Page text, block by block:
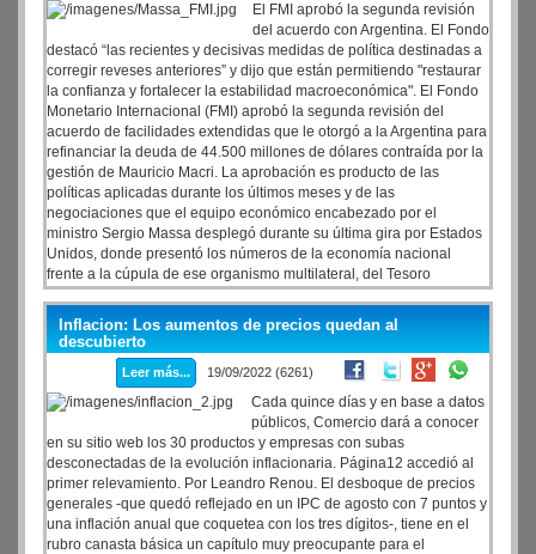
El FMI aprobó la segunda revisión
del acuerdo con Argentina. El Fondo
destacó “las recientes y decisivas medidas de política destinadas a
corregir reveses anteriores” y dijo que están permitiendo "restaurar
la confianza y fortalecer la estabilidad macroeconómica". El Fondo
Monetario Internacional (FMI) aprobó la segunda revisión del
acuerdo de facilidades extendidas que le otorgó a la Argentina para
refinanciar la deuda de 44.500 millones de dólares contraída por la
gestión de Mauricio Macri. La aprobación es producto de las
políticas aplicadas durante los últimos meses y de las
negociaciones que el equipo económico encabezado por el
ministro Sergio Massa desplegó durante su última gira por Estados
Unidos, donde presentó los números de la economía nacional
frente a la cúpula de ese organismo multilateral, del Tesoro
norteamericano y de otras entidades internacionales.
Inflacion: Los aumentos de precios quedan al
descubierto
Leer más... 19/09/2022 (6261)
Cada quince días y en base a datos
públicos, Comercio dará a conocer
en su sitio web los 30 productos y empresas con subas
desconectadas de la evolución inflacionaria. Página12 accedió al
primer relevamiento. Por Leandro Renou. El desboque de precios
generales -que quedó reflejado en un IPC de agosto con 7 puntos y
una inflación anual que coquetea con los tres dígitos-, tiene en el
rubro canasta básica un capítulo muy preocupante para el